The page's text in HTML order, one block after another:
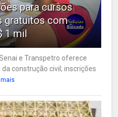
para cursos
gratuitos com
1 mil
e Transpetro oferece
construção civil; inscrições